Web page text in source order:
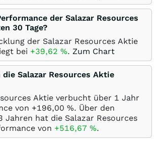
der Salazar Resources
30 Tage?
der Salazar Resources Aktie
bei +39,62 %. Zum Chart
Salazar Resources Aktie
Aktie verbucht über 1 Jahr
von +196,00 %. Über den
Jahren hat die Salazar Resources
von +516,67 %.